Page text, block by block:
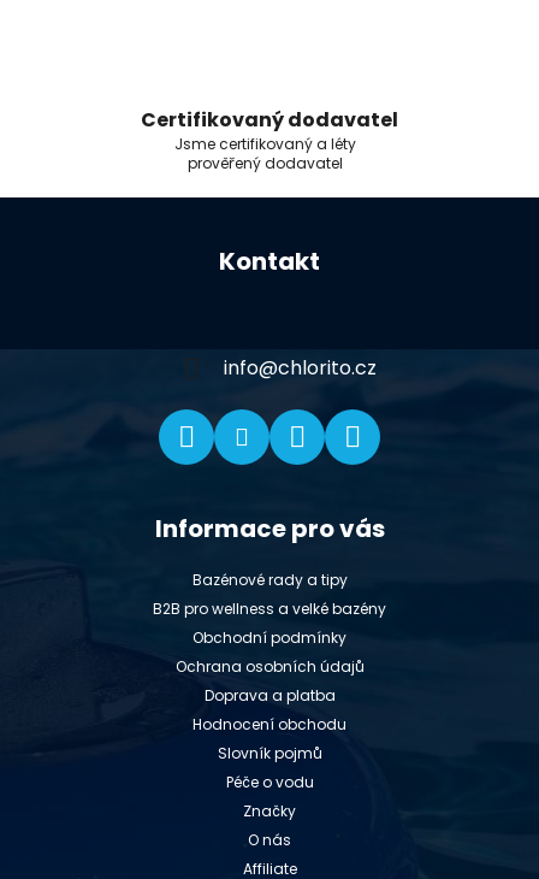
Certifikovaný dodavatel
Jsme certifikovaný a léty
prověřený dodavatel
Kontakt
info@chlorito.cz
Informace pro vás
Bazénové rady a tipy
B2B pro wellness a velké bazény
Obchodní podmínky
Ochrana osobních údajů
Doprava a platba
Hodnocení obchodu
Slovník pojmů
Péče o vodu
Značky
O nás
Affiliate